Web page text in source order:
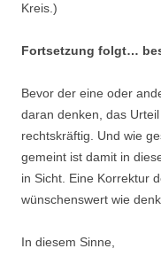
Kreis.)
Fortsetzung folgt…
Bevor der eine oder
daran denken, das
rechtskräftig. Und wie
gemeint ist damit in
in Sicht. Eine Korrektur
wünschenswert wie
In diesem Sinne,